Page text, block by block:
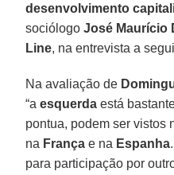
desenvolvimento
sociólogoJosé Maurício
Line, na entrevista a
Na avaliação de
“aesquerda está
pontua, podem ser vistos
na França e na Espanha
para participação por